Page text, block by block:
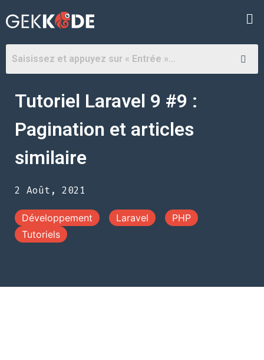
Tutoriel Laravel 9 #9 :
Pagination et articles
similaire
2 Août, 2021
Développement Laravel
PHP
Tutoriels